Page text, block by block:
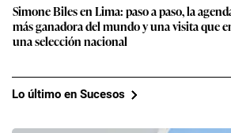
Simone Biles en Lima: paso a paso, la
más ganadora del mundo y una visita que
una selección nacional
Lo último en Sucesos